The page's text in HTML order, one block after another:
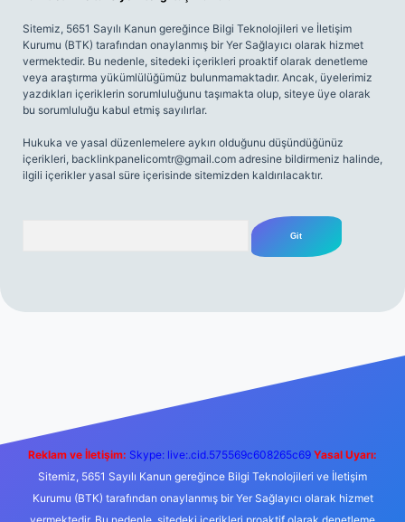
Sitemiz, 5651 Sayılı Kanun gereğince Bilgi Teknolojileri ve İletişim
Kurumu (BTK) tarafından onaylanmış bir Yer Sağlayıcı olarak hizmet
vermektedir. Bu nedenle, sitedeki içerikleri proaktif olarak denetleme
veya araştırma yükümlülüğümüz bulunmamaktadır. Ancak, üyelerimiz
yazdıkları içeriklerin sorumluluğunu taşımakta olup, siteye üye olarak
bu sorumluluğu kabul etmiş sayılırlar.
Hukuka ve yasal düzenlemelere aykırı olduğunu düşündüğünüz
içerikleri, backlinkpanelicomtr@gmail.com adresine bildirmeniz halinde,
ilgili içerikler yasal süre içerisinde sitemizden kaldırılacaktır.
m elexbet
Reklam ve İletişim: Skype: live:.cid.575569c608265c69 Yasal Uyarı:
Sitemiz, 5651 Sayılı Kanun gereğince Bilgi Teknolojileri ve İletişim
Kurumu (BTK) tarafından onaylanmış bir Yer Sağlayıcı olarak hizmet